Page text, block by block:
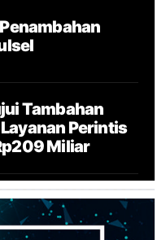
Tambahan
Perintis
Miliar